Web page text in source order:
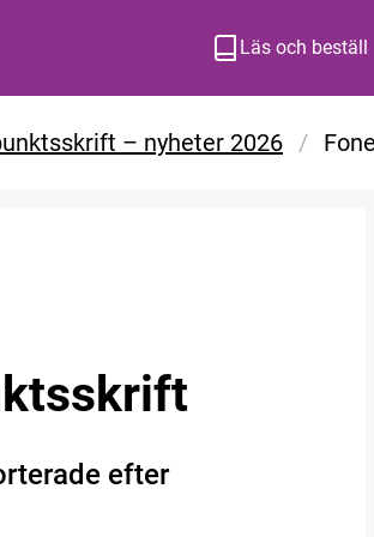
Läs och beställ
– nyheter 2026 /
efter